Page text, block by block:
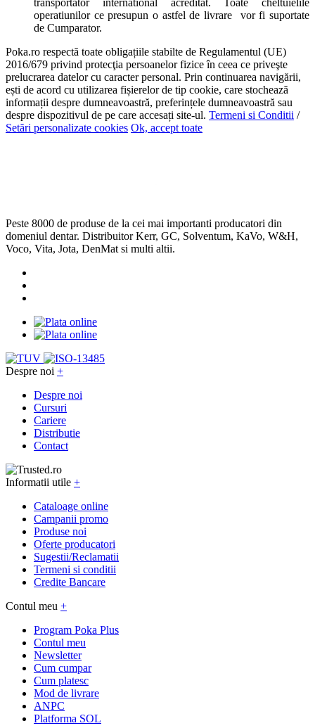
operatiunilor ce presupun o astfel de livrare vor fi suportate
de Cumparator.
Poka.ro respectă toate obligațiile stabilte de Regulamentul (UE)
2016/679 privind protecţia persoanelor fizice în ceea ce priveşte
prelucrarea datelor cu caracter personal. Prin continuarea navigării,
ești de acord cu utilizarea fișierelor de tip cookie, care stochează
informații despre dumneavoastră, preferințele dumneavoastră sau
despre dispozitivul de pe care accesați site-ul. Termeni si Conditii /
Setări personalizate cookies Ok, accept toate
Peste 8000 de produse de la cei mai importanti producatori din
domeniul dentar. Distribuitor Kerr, GC, Solventum, KaVo, W&H,
Voco, Vita, Jota, DenMat si multi altii.
Despre noi +
Despre noi
Cursuri
Cariere
Distributie
Contact
Informatii utile +
Cataloage online
Campanii promo
Produse noi
Oferte producatori
Sugestii/Reclamatii
Termeni si conditii
Credite Bancare
Contul meu +
Program Poka Plus
Contul meu
Newsletter
Cum cumpar
Cum platesc
Mod de livrare
ANPC
Platforma SOL